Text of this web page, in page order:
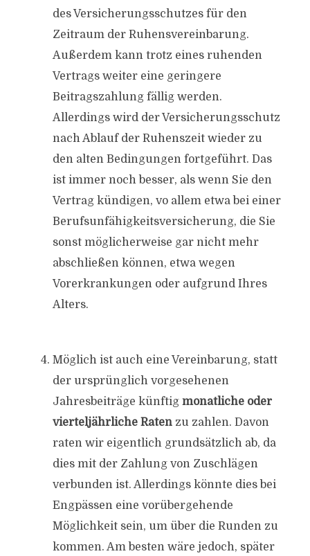
des Versicherungsschutzes für den
Zeitraum der Ruhensvereinbarung.
Außerdem kann trotz eines ruhenden
Vertrags weiter eine geringere
Beitragszahlung fällig werden.
Allerdings wird der Versicherungsschutz
nach Ablauf der Ruhenszeit wieder zu
den alten Bedingungen fortgeführt. Das
ist immer noch besser, als wenn Sie den
Vertrag kündigen, vo allem etwa bei einer
Berufsunfähigkeitsversicherung, die Sie
sonst möglicherweise gar nicht mehr
abschließen können, etwa wegen
Vorerkrankungen oder aufgrund Ihres
Alters.
Möglich ist auch eine Vereinbarung, statt
der ursprünglich vorgesehenen
Jahresbeiträge künftig monatliche oder
vierteljährliche Ratenzu zahlen. Davon
raten wir eigentlich grundsätzlich ab, da
dies mit der Zahlung von Zuschlägen
verbunden ist. Allerdings könnte dies bei
Engpässen eine vorübergehende
Möglichkeit sein, um über die Runden zu
kommen. Am besten wäre jedoch, später